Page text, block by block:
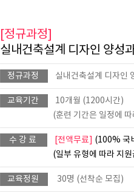
[정규과정]
실내건축설계 디자인 양성
정규과정 실내건축설계 디자인
교육기간
10개월 (1200시간)
(훈련 기간은 일정에 따라
수 강 료 [전액무료]
(100% 국
(일부 유형에 따라 지
교육정원 30명 (선착순 모집)